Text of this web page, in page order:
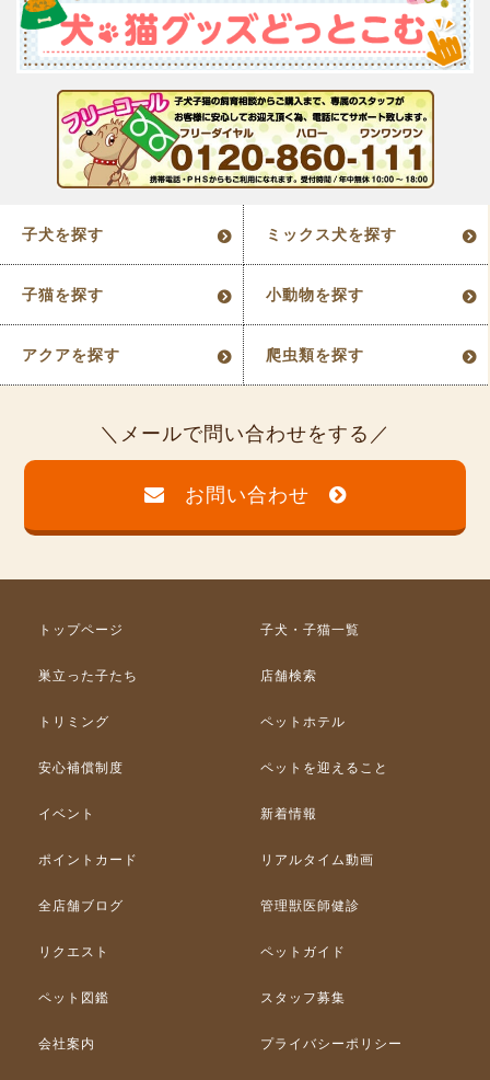
子犬を探す ミックス犬を探す
子猫を探す 小動物を探す
アクアを探す 爬虫類を探す
メールで問い合わせをする
お問い合わせ
トップページ 子犬・子猫一覧
巣立った子たち 店舗検索
トリミング ペットホテル
安心補償制度 ペットを迎えること
イベント 新着情報
ポイントカード リアルタイム動画
全店舗ブログ 管理獣医師健診
リクエスト ペットガイド
ペット図鑑 スタッフ募集
会社案内 プライバシーポリシー